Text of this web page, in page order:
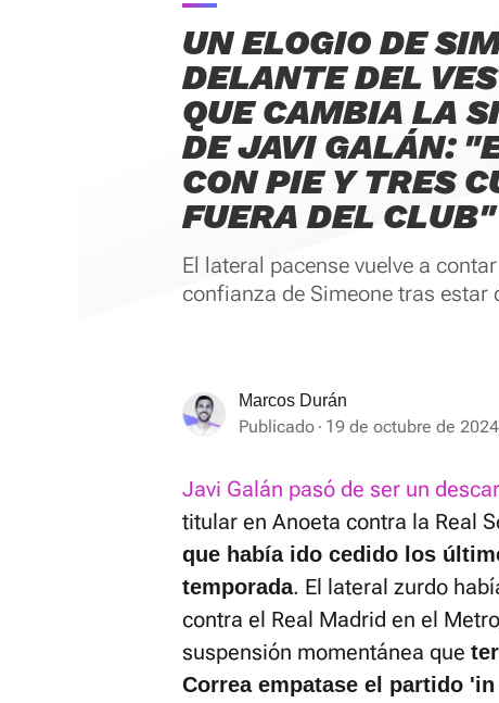
UN ELOGIO DE
DELANTE DEL
QUE CAMBIA LA
DE JAVI GALÁN:
CON PIE Y TRES
FUERA DEL CLUB"
El lateral pacense vuelve a
confianza de Simeone tras estar
Marcos Durán
Publicado 19 de octubre de
Javi Galán pasó de ser un
titular en Anoeta contra la Real
que había ido cedido los
temporada. El lateral zurdo
contra el Real Madrid en el
suspensión momentánea que
Correa empatase el partido